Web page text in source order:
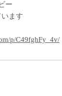
ー
ます
p/C49fghFy_4v/